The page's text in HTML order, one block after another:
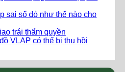
sai sổ đỏ như thế nào cho
trái thẩm quyền
VLAP có thể bị thu hồi